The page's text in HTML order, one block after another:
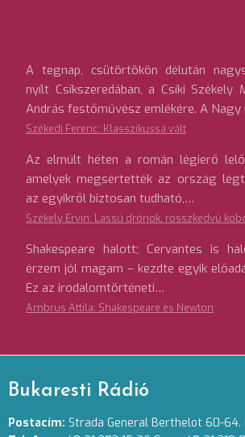
A tegnap, csütörtökön délután
nyílt Csíkszeredában, a Csíki Székely
András festőművész emlékére. A Nagy
Székedi Ferenc: Klasszikussá vált
Az elmúlt héten a román légierő
amelyek megsértették az ország
az egyikről biztosan tudható,…
Székely Ervin: Lassú drónok, rosszkedvű
Shakespeare halott; Cervantes is
érzem jól magam – kezdte egyik
Ez az irodalomtörténeti…
Ambrus Attila: Shakespeare és Newton
Bukaresti Rádió
Postacím: Strada General Berthelot 60-64.